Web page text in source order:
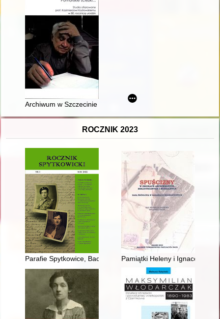
Archiwum w Szczecinie : dzieje budowy i powojenna
ROCZNIK 2023
Parafie Spytkowice, Bachowice i Ryczów w średniowieczu i
Pamiątki Heleny i Ignacego